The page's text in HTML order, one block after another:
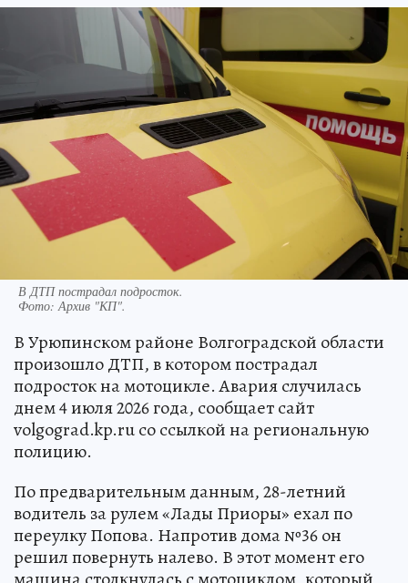
В ДТП пострадал подросток.
Фото:Архив "КП".
В Урюпинском районе Волгоградской области
произошло ДТП, в котором пострадал
подросток на мотоцикле. Авария случилась
днем 4 июля 2026 года, сообщает сайт
volgograd.kp.ru со ссылкой на региональную
полицию.
По предварительным данным, 28-летний
водитель за рулем «Лады Приоры» ехал по
переулку Попова. Напротив дома №36 он
решил повернуть налево. В этот момент его